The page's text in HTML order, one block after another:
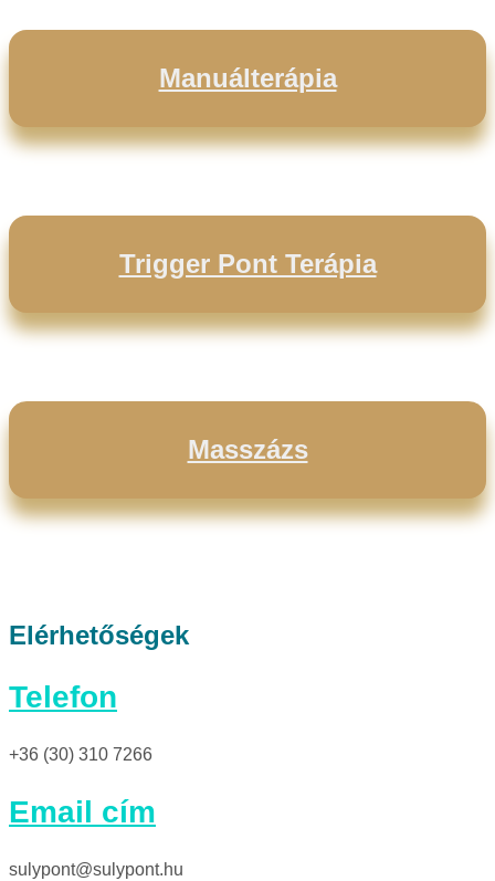
Manuálterápia
Trigger Pont Terápia
Masszázs
Elérhetőségek
Telefon
+36 (30) 310 7266
Email cím
sulypont@sulypont.hu